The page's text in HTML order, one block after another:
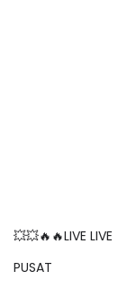
💥💥🔥🔥LIVE LIVE
PUSAT